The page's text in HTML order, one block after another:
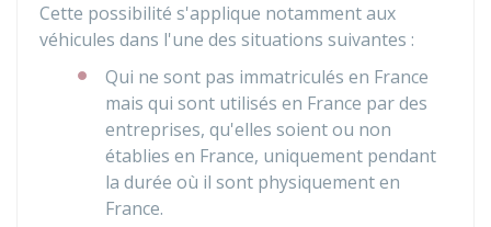
Cette possibilité s'applique notamment aux
véhicules dans l'une des situations suivantes :
Qui ne sont pas immatriculés en France
mais qui sont utilisés en France par des
entreprises, qu'elles soient ou non
établies en France, uniquement pendant
la durée où il sont physiquement en
France.